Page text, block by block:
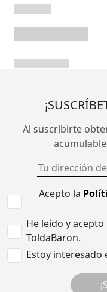
Al suscribirte
Acepto la
He leído y acepto
ToldaBaron.
Estoy interesado